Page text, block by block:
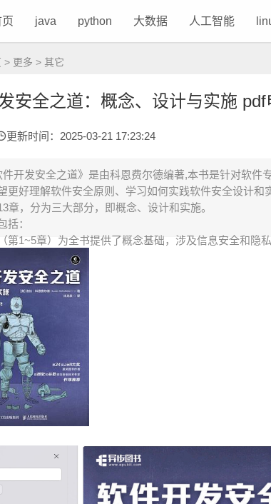
java python 大数据 人工智能
> 更多 > 其它
安全之道：概念、设计与实施 pdf
更新时间：2025-03-21 17:23:24
件开发安全之道》是由科恩费尔德编著,本书是针对软件
更好理解软件安全原则、学习如何实践软件安全设计和
章，分为三大部分，即概念、设计和实施。
括：
第1~5章）为全书提供了概念基础，涉及信息安全和隐